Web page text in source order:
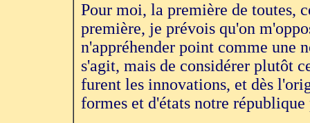
Pour moi, la première de toutes,
première, je prévois qu'on
n'appréhender point comme une
s'agit, mais de considérer plutôt
furent les innovations, et dès
formes et d'états notre république